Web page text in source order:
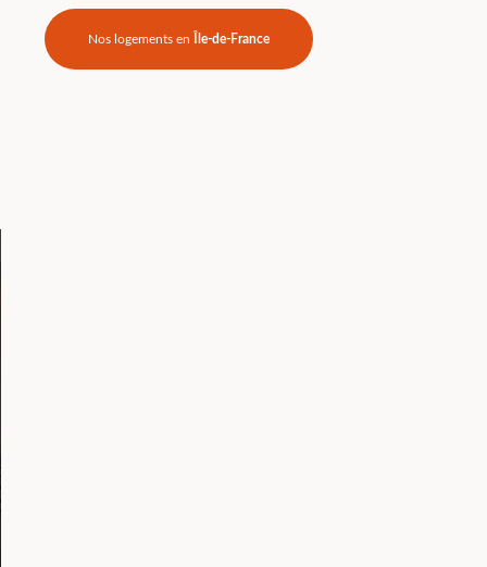
Nos logements en Île-de-France